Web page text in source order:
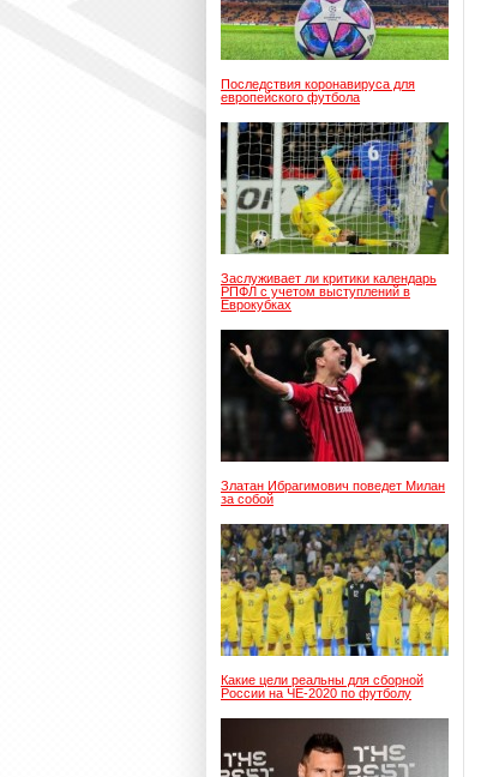
Последствия коронавируса для
европейского футбола
Заслуживает ли критики календарь
РПФЛ с учетом выступлений в
Еврокубках
Златан Ибрагимович поведет Милан
за собой
Какие цели реальны для сборной
России на ЧЕ-2020 по футболу